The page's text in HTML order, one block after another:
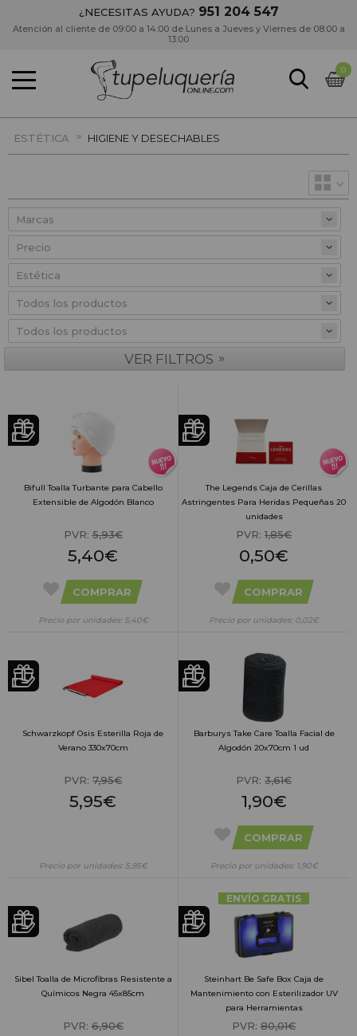
¿NECESITAS AYUDA? 951 204 547
Atención al cliente de 09:00 a 14:00 de Lunes a Jueves y Viernes de 08:00 a
13:00
0
ESTÉTICA » HIGIENE Y DESECHABLES
Precio
VER FILTROS »
Bifull Toalla Turbante para Cabello
Extensible de Algodón Blanco
PVR:5,93€
5,40€
COMPRAR
Precio por unidades: 5,40€
The Legends Caja de Cerillas
Astringentes Para Heridas Pequeñas 20
unidades
PVR: 1,85€
0,50€
COMPRAR
Precio por unidades: 0,02€
Schwarzkopf Osis Esterilla Roja de
Verano 330x70cm
PVR: 7,95€
5,95€
Precio por unidades: 5,95€
Barburys Take Care Toalla Facial de
Algodón 20x70cm 1 ud
PVR: 3,61€
1,90€
COMPRAR
Precio por unidades: 1,90€
Sibel Toalla de Microfibras Resistente a
Químicos Negra 45x85cm
PVR:6,90€
ENVÍO GRATIS
Steinhart Be Safe Box Caja de
Mantenimiento con Esterilizador UV
para Herramientas
PVR: 80,01€